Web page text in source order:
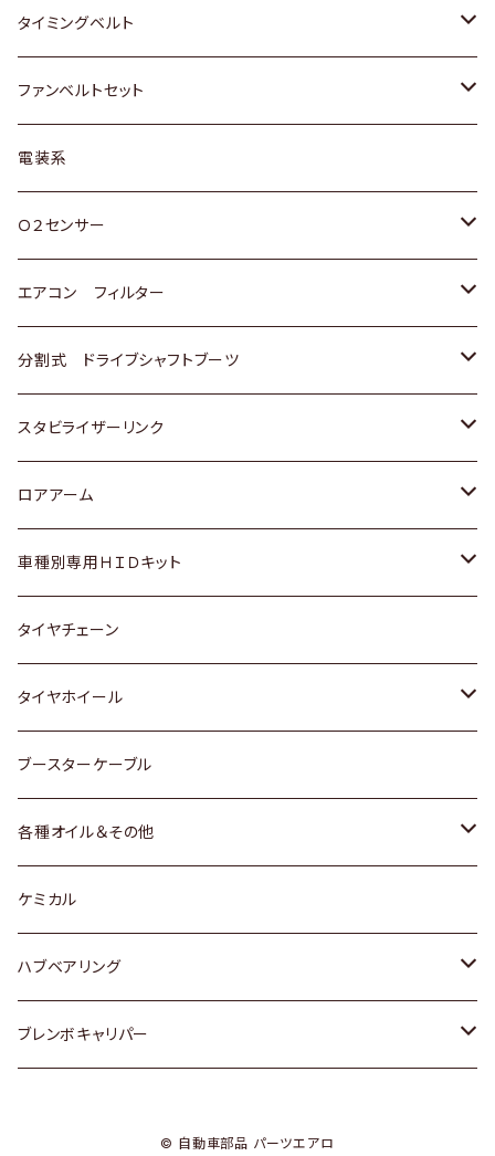
三菱
スバル
日野
クライスラー
ダイハツ
マツダ
三菱
スバル
ホンダ
マツダ
スズキ
ダイハツ
マツダ
三菱
スバル
ホンダ
スズキ
日産
ダイハツ
マツダ
三菱
スバル
タイミングベルト
トヨタ
スズキ
ダイハツ
三菱
スバル
ファンベルトセット
トヨタ
ホンダ
スズキ
日産
いすゞ
ダイハツ
マツダ
三菱
スバル
レクサス
電装系
Ｏ２センサー
トヨタ
ホンダ
スズキ
日産
ダイハツ
マツダ
三菱
スバル
エアコン フィルター
トヨタ
ホンダ
スズキ
日産
いすゞ
ダイハツ
マツダ
三菱
スバル
分割式 ドライブシャフトブーツ
トヨタ
ホンダ
スズキ
日産
ダイハツ
スバル
スタビライザーリンク
トヨタ
ホンダ
スズキ
日産
ダイハツ
マツダ
ロアアーム
ホンダ
スズキ
日産
ダイハツ
マツダ
スバル
車種別専用ＨＩＤキット
トヨタ
マツダ
タイヤチェーン
タイヤホイール
トヨタ
ホンダ
スズキ
日産
ダイハツ
ブースターケーブル
各種オイル＆その他
ディーデル洗浄添加剤
ケミカル
ハブベアリング
トヨタ
ブレンボキャリパー
© 自動車部品 パーツエアロ